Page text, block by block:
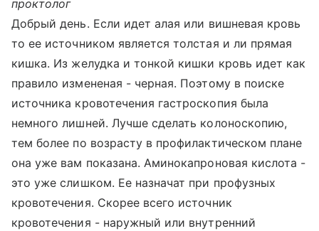
проктолог
Добрый день. Если идет алая или вишневая кровь
то ее источником является толстая и ли прямая
кишка. Из желудка и тонкой кишки кровь идет как
правило измененая - черная. Поэтому в поиске
источника кровотечения гастроскопия была
немного лишней. Лучше сделать колоноскопию,
тем более по возрасту в профилактическом плане
она уже вам показана. Аминокапроновая кислота -
это уже слишком. Ее назначат при профузных
кровотечения. Скорее всего источник
кровотечения - наружный или внутренний